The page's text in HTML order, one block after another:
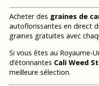
Acheter des graines de
autoflorissantes en direct
graines gratuites avec
Si vous êtes au Royaume-
d’étonnantes Cali Weed
meilleure sélection.